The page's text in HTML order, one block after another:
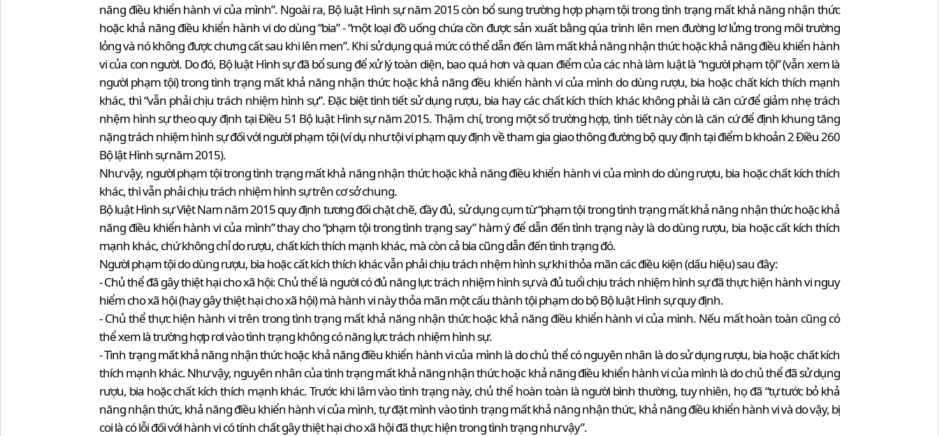
năng điều khiển hành vi của mình”. Ngoài ra, Bộ luật Hình sự năm 2015 còn bổ sung trường hợp phạm tội trong tình trạng mất khả năng nhận thức
hoặc khả năng điều khiển hành vi do dùng “bia” - “một loại đồ uống chứa cồn được sản xuất bằng qúa trình lên men đường lơ lửng trong môi trường
lỏng và nó không được chưng cất sau khi lên men”. Khi sử dụng quá mức có thể dẫn đến làm mất khả năng nhận thức hoặc khả năng điều khiển hành
vi của con người. Do đó, Bộ luật Hình sự đã bổ sung để xử lý toàn diện, bao quá hơn và quan điểm của các nhà làm luật là “người phạm tội” (vẫn xem là
người phạm tội) trong tình trạng mất khả năng nhận thức hoặc khả năng đều khiển hành vi của mình do dùng rượu, bia hoặc chất kích thích mạnh
khác, thì “vẫn phải chịu trách nhiệm hình sự”. Đặc biệt tình tiết sử dụng rượu, bia hay các chất kích thích khác không phải là căn cứ để giảm nhẹ trách
nhệm hình sự theo quy định tại Điều 51 Bộ luật Hình sự năm 2015. Thậm chí, trong một số trường hợp, tình tiết này còn là căn cứ để định khung tăng
nặng trách nhiệm hình sự đối với người phạm tội (ví dụ như tội vi phạm quy định về tham gia giao thông đường bộ quy định tại điểm b khoản 2 Điều 260
Bộ lật Hình sự năm 2015).
Như vậy, người phạm tội trong tình trạng mất khả năng nhận thức hoặc khả năng điều khiển hành vi của mình do dùng rượu, bia hoặc chất kích thích
khác, thì vẫn phải chịu trách nhiệm hình sự trên cơ sở chung.
Bộ luật Hình sự Việt Nam năm 2015 quy định tương đối chặt chẽ, đầy đủ, sử dụng cụm từ “phạm tội trong tình trạng mất khả năng nhận thức hoặc khả
năng điều khiển hành vi của mình” thay cho “phạm tội trong tình trạng say” hàm ý để dẫn đến tình trạng này là do dùng rượu, bia hoặc cất kích thích
mạnh khác, chứ không chỉ do rượu, chất kích thích mạnh khác, mà còn cả bia cũng dẫn đến tình trạng đó.
Người phạm tội do dùng rượu, bia hoặc cất kích thích khác vẫn phải chịu trách nhệm hình sự khi thỏa mãn các điều kiện (dấu hiệu) sau đây:
- Chủ thể đã gây thiệt hại cho xã hội: Chủ thể là người có đủ năng lực trách nhiệm hình sự và đủ tuổi chịu trách nhiệm hình sự đã thực hiện hành vi nguy
hiểm cho xã hội (hay gây thiệt hại cho xã hội) mà hành vi này thỏa mãn một cấu thành tội phạm do bộ Bộ luật Hình sự quy định.
- Chủ thể thực hiện hành vi trên trong tình trạng mất khả năng nhận thức hoặc khả năng điều khiển hành vi của mình. Nếu mất hoàn toàn cũng có
thể xem là trường hợp rơi vào tình trạng không có năng lực trách nhiệm hình sự.
- Tình trạng mất khả năng nhận thức hoặc khả năng điều khiển hành vi của mình là do chủ thể có nguyên nhân là do sử dụng rượu, bia hoặc chất kích
thích mạnh khác. Như vậy, nguyên nhân của tình trạng mất khả năng nhận thức hoặc khả năng điều khiển hành vi của mình là do chủ thể đã sử dụng
rượu, bia hoặc chất kích thích mạnh khác. Trước khi lâm vào tình trạng này, chủ thể hoàn toàn là người bình thường, tuy nhiên, họ đã “tự tước bỏ khả
năng nhận thức, khả năng điều khiển hành vi của mình, tự đặt mình vào tình trạng mất khả năng nhận thức, khả năng điều khiển hành vi và do vậy, bị
coi là có lỗi đối với hành vi có tính chất gây thiệt hại cho xã hội đã thực hiện trong tình trạng như vậy”.